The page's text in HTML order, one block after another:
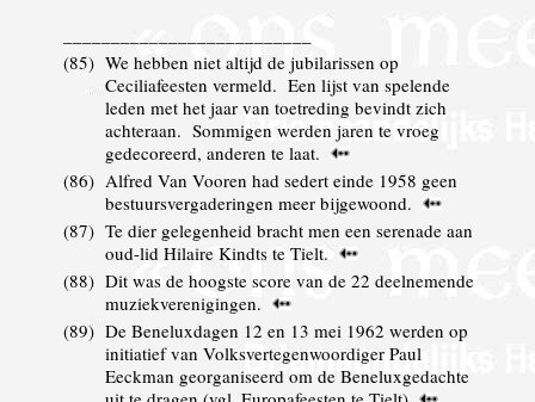
(85) We hebben niet altijd de jubilarissen op
Ceciliafeesten vermeld. Een lijst van spelende
leden met het jaar van toetreding bevindt zich
achteraan. Sommigen werden jaren te vroeg
gedecoreerd, anderen te laat.
(86) Alfred Van Vooren had sedert einde 1958 geen
bestuursvergaderingen meer bijgewoond.
(87) Te dier gelegenheid bracht men een serenade aan
oud-lid Hilaire Kindts te Tielt.
(88) Dit was de hoogste score van de 22 deelnemende
muziekverenigingen.
(89) De Beneluxdagen 12 en 13 mei 1962 werden op
initiatief van Volksvertegenwoordiger Paul
Eeckman georganiseerd om de Beneluxgedachte